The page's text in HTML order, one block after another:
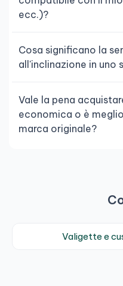
ecc.)?
Cosa significano la
all'inclinazione in uno
Vale la pena
economica o è
marca originale?
Valigette e